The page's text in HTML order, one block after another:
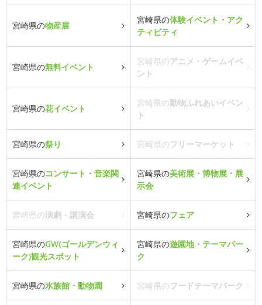
宮崎県の物産展
宮崎県の体験イベント・アク
ティビティ
宮崎県の無料イベント
宮崎県のアニメ・ゲームイベ
ント
宮崎県の花イベント
宮崎県の動物ふれあいイベン
ト
宮崎県の祭り 宮崎県のフリーマーケット
宮崎県のコンサート・音楽関
連イベント
宮崎県の美術展・博物展・展
示会
宮崎県の演劇・講演会 宮崎県のフェア
宮崎県のGW(ゴールデンウィ
ーク)観光スポット
宮崎県の遊園地・テーマパー
ク
宮崎県の水族館・動物園 宮崎県のフードテーマパーク